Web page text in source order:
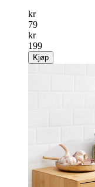
kr
79
kr
199
Kjøp